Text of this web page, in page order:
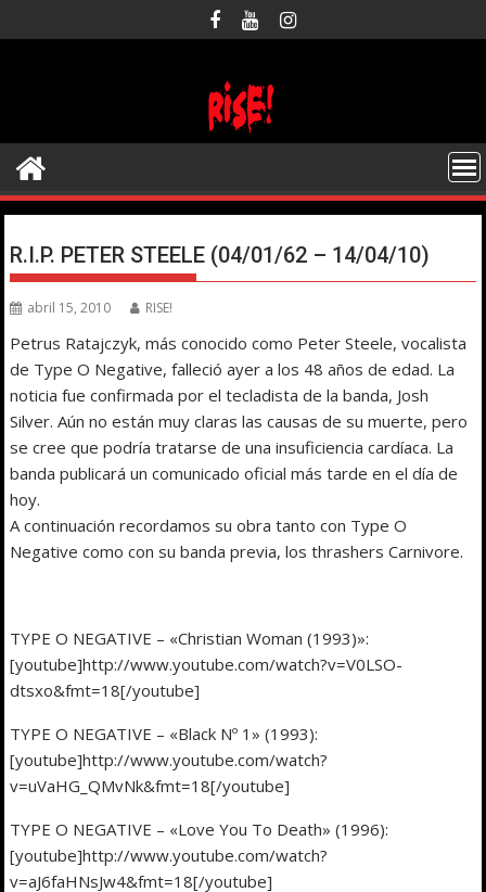
al
R.I.P. PETER STEELE (04/01/62 – 14/04/10)
abril 15, 2010 RISE!
Petrus Ratajczyk, más conocido como Peter Steele, vocalista
de Type O Negative, falleció ayer a los 48 años de edad. La
noticia fue confirmada por el tecladista de la banda, Josh
Silver. Aún no están muy claras las causas de su muerte, pero
se cree que podría tratarse de una insuficiencia cardíaca. La
banda publicará un comunicado oficial más tarde en el día de
hoy.
A continuación recordamos su obra tanto con Type O
Negative como con su banda previa, los thrashers Carnivore.
TYPE O NEGATIVE – «Christian Woman (1993)»:
[youtube]http://www.youtube.com/watch?v=V0LSO-
dtsxo&fmt=18[/youtube]
TYPE O NEGATIVE – «Black Nº 1» (1993):
[youtube]http://www.youtube.com/watch?
v=uVaHG_QMvNk&fmt=18[/youtube]
TYPE O NEGATIVE – «Love You To Death» (1996):
[youtube]http://www.youtube.com/watch?
v=aJ6faHNsJw4&fmt=18[/youtube]